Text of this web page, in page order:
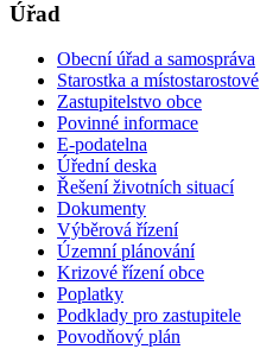
Úřad
Obecní úřad a samospráva
Starostka a místostarostové
Zastupitelstvo obce
Povinné informace
E-podatelna
Úřední deska
Řešení životních situací
Dokumenty
Výběrová řízení
Územní plánování
Krizové řízení obce
Poplatky
Podklady pro zastupitele
Povodňový plán